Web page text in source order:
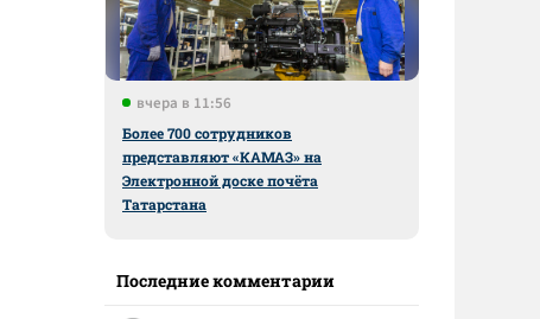
вчера в 11:56
Более 700 сотрудников
представляют «КАМАЗ» на
Электронной доске почёта
Татарстана
Последние комментарии